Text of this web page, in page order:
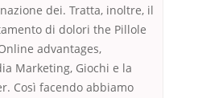
dei. Tratta, inoltre, il
di dolori the Pillole
advantages,
Marketing, Giochi e la
Così facendo abbiamo